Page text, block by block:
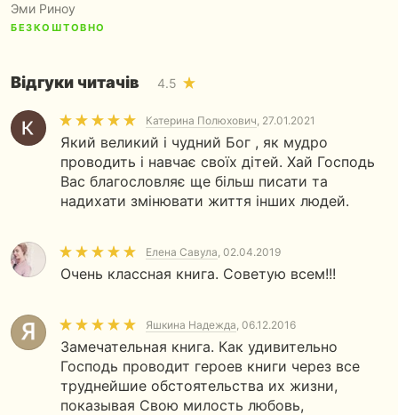
Эми Риноу
БЕЗКОШТОВНО
Відгуки читачів 4.5
Катерина Полюхович, 27.01.2021
Який великий і чудний Бог , як мудро
проводить і навчає своїх дітей. Хай Господь
Вас благословляє ще більш писати та
надихати змінювати життя інших людей.
Елена Савула, 02.04.2019
Очень классная книга. Советую всем!!!
Яшкина Надежда, 06.12.2016
Замечательная книга. Как удивительно
Господь проводит героев книги через все
труднейшие обстоятельства их жизни,
показывая Свою милость любовь,